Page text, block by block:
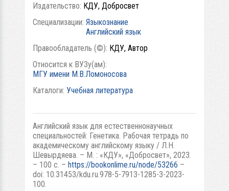
Издательство: КДУ, Добросвет
Специализации: Языкознание
Английский язык
Правообладатель (©): КДУ, Автор
Относится к ВУЗу(ам):
МГУ имени М.В.Ломоносова
Каталоги: Учебная литература
Английский язык для естественнонаучных
специальностей: Генетика. Рабочая тетрадь по
академическому английскому языку / Л.Н.
Шевырдяева. – М. : «КДУ», «Добросвет», 2023.
– 100 с. – https://bookonlime.ru/node/53266 –
doi: 10.31453/kdu.ru.978-5-7913-1285-3-2023-
100.